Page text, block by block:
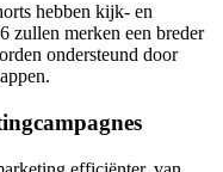
hebben kijk- en
zullen merken een breder
ondersteund door